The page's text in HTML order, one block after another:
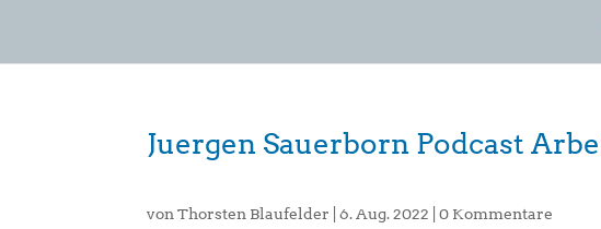
Juergen Sauerborn Podcast
vonThorsten Blaufelder |6. Aug. 2022 |0 Kommentare